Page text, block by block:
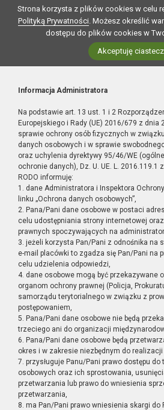
Strona korzysta z plików cookies w celu
Polityką Prywatności. Możesz określić
dostępu do plików cookies w
Akceptuję
Informacja Administratora
Na podstawie art. 13 ust. 1 i 2
Europejskiego i Rady (UE) 2016/679 z dnia
sprawie ochrony osób fizycznych w
danych osobowych i w sprawie
oraz uchylenia dyrektywy 95/46/WE
ochronie danych), Dz. U. UE. L. 2016.119.1
RODO informuję:
1. dane Administratora i Inspektora
linku „Ochrona danych osobowych”,
2. Pana/Pani dane osobowe w postaci
celu udostępniania strony internetowej
prawnych spoczywających na
3. jeżeli korzysta Pan/Pani z odnośnika na
e-mail placówki to zgadza się Pan/Pani na
celu udzielenia odpowiedzi,
4. dane osobowe mogą być przekazywane
organom ochrony prawnej (Policja,
samorządu terytorialnego w związku z
postępowaniem,
5. Pana/Pani dane osobowe nie będą
trzeciego ani do organizacji
6. Pana/Pani dane osobowe będą
okres i w zakresie niezbędnym do
7. przysługuje Panu/Pani prawo dostępu
osobowych oraz ich sprostowania,
przetwarzania lub prawo do wniesienia
przetwarzania,
8. ma Pan/Pani prawo wniesienia skargi do